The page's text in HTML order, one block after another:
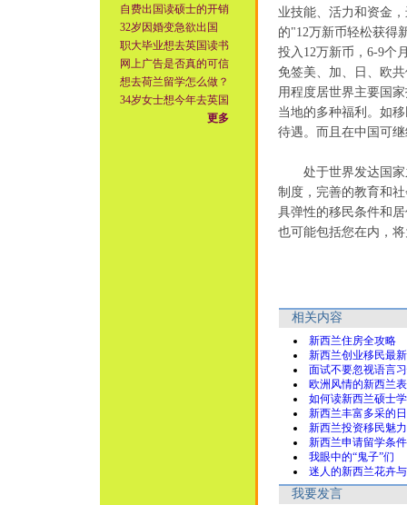
自费出国读硕士的开销
32岁因婚变急欲出国
职大毕业想去英国读书
网上广告是否真的可信
想去荷兰留学怎么做？
34岁女士想今年去英国
更多
业技能、活力和资金
的"12万新币轻松获得
投入12万新币，6-9个
免签美、加、日、欧
用程度居世界主要国
当地的多种福利。如
待遇。而且在中国可
处于世界发达国家
制度，完善的教育和
具弹性的移民条件和
也可能包括您在内，
相关内容
新西兰住房全攻略
新西兰创业移民最
面试不要忽视语言
欧洲风情的新西兰
如何读新西兰硕士
新西兰丰富多采的
新西兰投资移民魅
新西兰申请留学条件
我眼中的“鬼子”们
迷人的新西兰花卉
我要发言